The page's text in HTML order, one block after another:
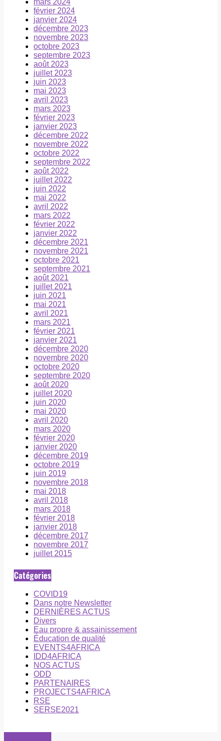
mars 2024
février 2024
janvier 2024
décembre 2023
novembre 2023
octobre 2023
septembre 2023
août 2023
juillet 2023
juin 2023
mai 2023
avril 2023
mars 2023
février 2023
janvier 2023
décembre 2022
novembre 2022
octobre 2022
septembre 2022
août 2022
juillet 2022
juin 2022
mai 2022
avril 2022
mars 2022
février 2022
janvier 2022
décembre 2021
novembre 2021
octobre 2021
septembre 2021
août 2021
juillet 2021
juin 2021
mai 2021
avril 2021
mars 2021
février 2021
janvier 2021
décembre 2020
novembre 2020
octobre 2020
septembre 2020
août 2020
juillet 2020
juin 2020
mai 2020
avril 2020
mars 2020
février 2020
janvier 2020
décembre 2019
octobre 2019
juin 2019
novembre 2018
mai 2018
avril 2018
mars 2018
février 2018
janvier 2018
décembre 2017
novembre 2017
juillet 2015
Catégories
COVID19
Dans notre Newsletter
DERNIÈRES ACTUS
Divers
Eau propre & assainissement
Éducation de qualité
EVENTS4AFRICA
IDD4AFRICA
NOS ACTUS
ODD
PARTENAIRES
PROJECTS4AFRICA
RSE
SERSE2021